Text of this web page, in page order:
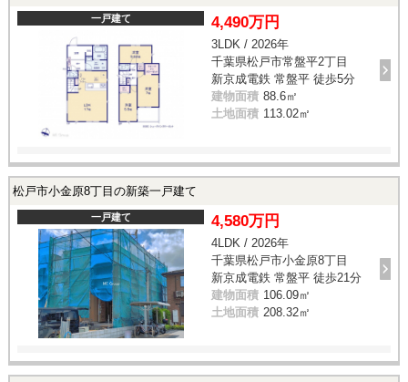
一戸建て 4,490万円
3LDK / 2026年
千葉県松戸市常盤平2丁目
新京成電鉄 常盤平 徒歩5分
建物面積 88.6㎡
土地面積 113.02㎡
松戸市小金原8丁目の新築一戸建て
一戸建て 4,580万円
4LDK / 2026年
千葉県松戸市小金原8丁目
新京成電鉄 常盤平 徒歩21分
建物面積 106.09㎡
土地面積 208.32㎡